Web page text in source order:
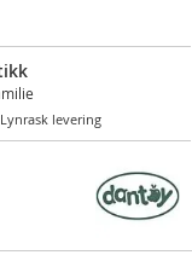
Lynrask levering